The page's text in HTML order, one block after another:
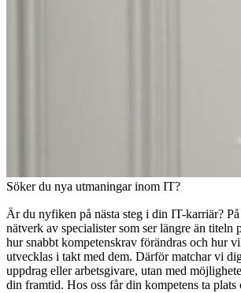
Söker du nya utmaningar inom IT?
Är du nyfiken på nästa steg i din IT-karriär?
nätverk av specialister som ser längre än titeln
hur snabbt kompetenskrav förändras och hur
utvecklas i takt med dem. Därför matchar vi
uppdrag eller arbetsgivare, utan med
din framtid. Hos oss får din kompetens ta plats